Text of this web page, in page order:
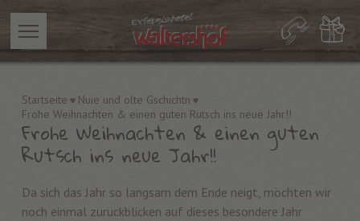
Startseite
Nuie und olte Gschichtn
Frohe Weihnachten & einen guten Rutsch ins neue Jahr!!
Frohe Weihnachten & einen guten
Rutsch ins neue Jahr!!
Da sich das Jahr so langsam dem Ende neigt, möchten wir
noch einmal zurückblicken auf dieses besondere Jahr